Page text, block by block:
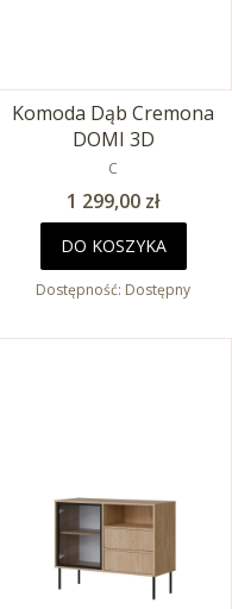
Komoda Dąb Cremona
DOMI 3D
PRODUCENT
C
Cena
1 299,00 zł
DO KOSZYKA
Dostępność: Dostępny